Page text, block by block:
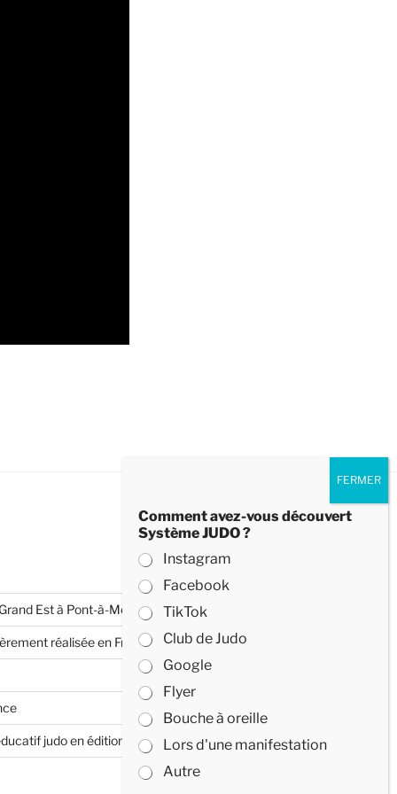
Est à Pont-à-Mousson
réalisée en France
judo en édition limitée
Comment avez-vous découvert
Système JUDO ?
Instagram
Facebook
TikTok
Club de Judo
Google
Flyer
Bouche à oreille
Lors d'une manifestation
Autre